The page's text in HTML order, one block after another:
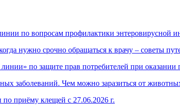
по вопросам профилактики энтеровирусной
нужно срочно обращаться к врачу – советы
по защите прав потребителей при оказании
заболеваний. Чем можно заразиться от
приёму клещей с 27.06.2026 г.